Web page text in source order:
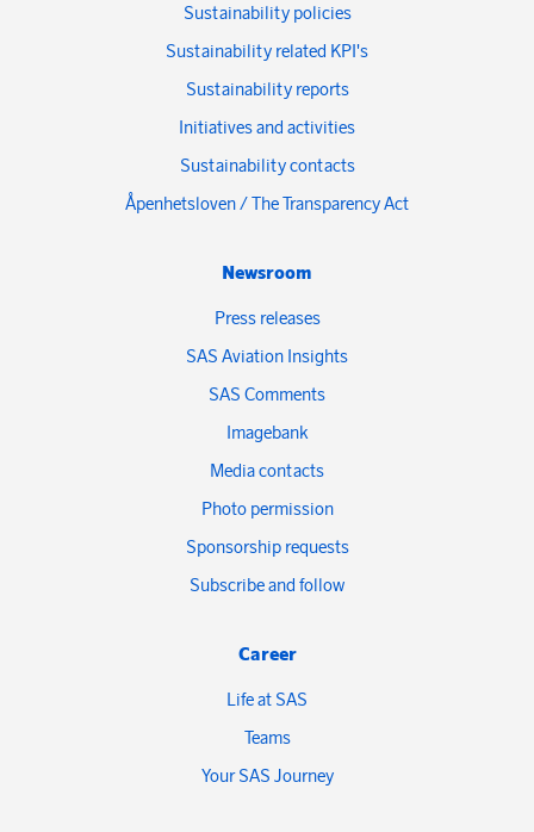
Sustainability policies
Sustainability related KPI's
Sustainability reports
Initiatives and activities
Sustainability contacts
Åpenhetsloven / The Transparency Act
Newsroom
Press releases
SAS Aviation Insights
SAS Comments
Imagebank
Media contacts
Photo permission
Sponsorship requests
Subscribe and follow
Career
Life at SAS
Teams
Your SAS Journey